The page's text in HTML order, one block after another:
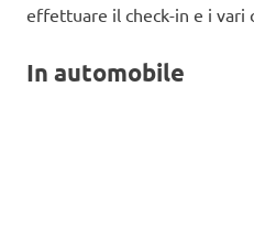
effettuare il check-in e i vari
In automobile